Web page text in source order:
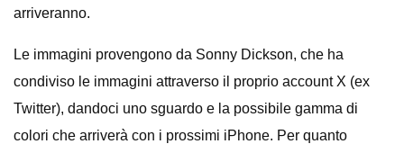
arriveranno.
Le immagini provengono da Sonny Dickson, che ha
condiviso le immagini attraverso il proprio account X (ex
Twitter), dandoci uno sguardo e la possibile gamma di
colori che arriverà con i prossimi iPhone. Per quanto